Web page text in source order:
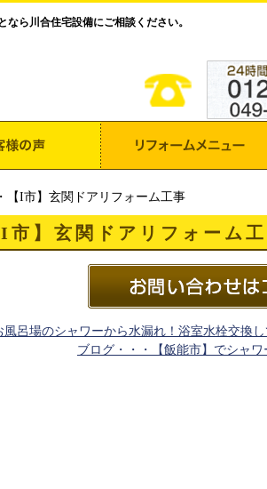
ら川合住宅設備にご相談ください。
【I市】玄関ドアリフォーム工事
】玄関ドアリフォーム工
呂場のシャワーから水漏れ！浴室水栓交換し
ブログ・・・【飯能市】でシャ